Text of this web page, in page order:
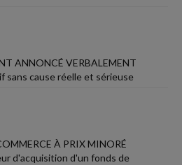
ANNONCÉ VERBALEMENT
sans cause réelle et sérieuse
À PRIX MINORÉ
d'acquisition d'un fonds de